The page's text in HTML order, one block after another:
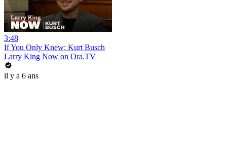
3:48
If You Only Knew: Kurt Busch
Larry King Now on Ora.TV
il y a 6 ans